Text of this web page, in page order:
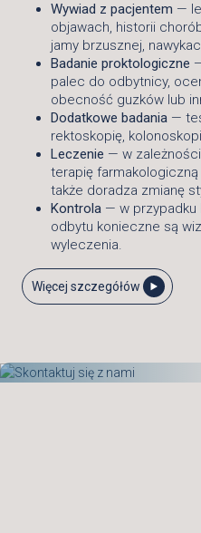
Wywiad z pacjentem —
objawach, historii
jamy brzusznej,
Badanie proktologiczne
palec do odbytnicy,
obecność guzków lub
Dodatkowe badania —
rektoskopię,
Leczenie — w
terapię
także doradza zmianę
Kontrola — w przypadku
odbytu konieczne są
wyleczenia.
Więcej szczegółów